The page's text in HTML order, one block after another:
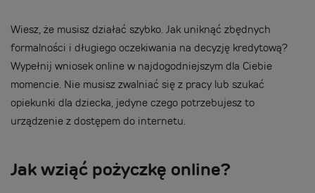
Wiesz, że musisz działać szybko. Jak uniknąć zbędnych
formalności i długiego oczekiwania na decyzję kredytową?
Wypełnij wniosek online w najdogodniejszym dla Ciebie
momencie. Nie musisz zwalniać się z pracy lub szukać
opiekunki dla dziecka, jedyne czego potrzebujesz to
urządzenie z dostępem do internetu.
Jak wziąć pożyczkę online?